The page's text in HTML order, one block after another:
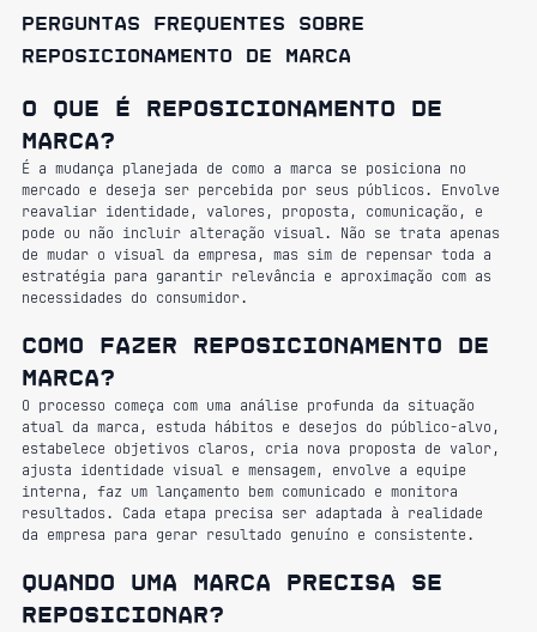
Perguntas frequentes sobre
reposicionamento de marca
O que é reposicionamento de
marca?
É a mudança planejada de como a marca se posiciona no
mercado e deseja ser percebida por seus públicos. Envolve
reavaliar identidade, valores, proposta, comunicação, e
pode ou não incluir alteração visual. Não se trata apenas
de mudar o visual da empresa, mas sim de repensar toda a
estratégia para garantir relevância e aproximação com as
necessidades do consumidor.
Como fazer reposicionamento de
marca?
O processo começa com uma análise profunda da situação
atual da marca, estuda hábitos e desejos do público-alvo,
estabelece objetivos claros, cria nova proposta de valor,
ajusta identidade visual e mensagem, envolve a equipe
interna, faz um lançamento bem comunicado e monitora
resultados. Cada etapa precisa ser adaptada à realidade
da empresa para gerar resultado genuíno e consistente.
Quando uma marca precisa se
reposicionar?